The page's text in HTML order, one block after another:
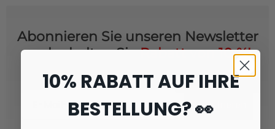
Abonnieren Sie unseren Newsletter
und erhalten SieRabatt von 10 %!
Registrieren
10% RABATT AUF IHRE
BESTELLUNG? 👀